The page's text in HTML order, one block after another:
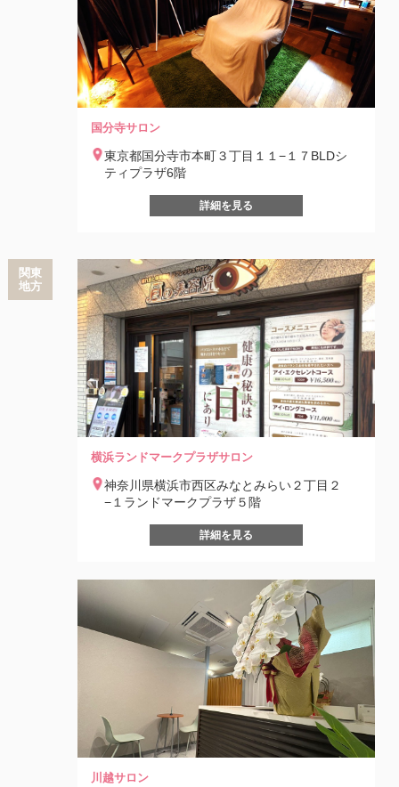
国分寺サロン
東京都国分寺市本町３丁目１１−１７BLDシ
ティプラザ6階
詳細を見る
関東
地方
横浜ランドマークプラザサロン
神奈川県横浜市西区みなとみらい２丁目２
−１ランドマークプラザ５階
詳細を見る
川越サロン